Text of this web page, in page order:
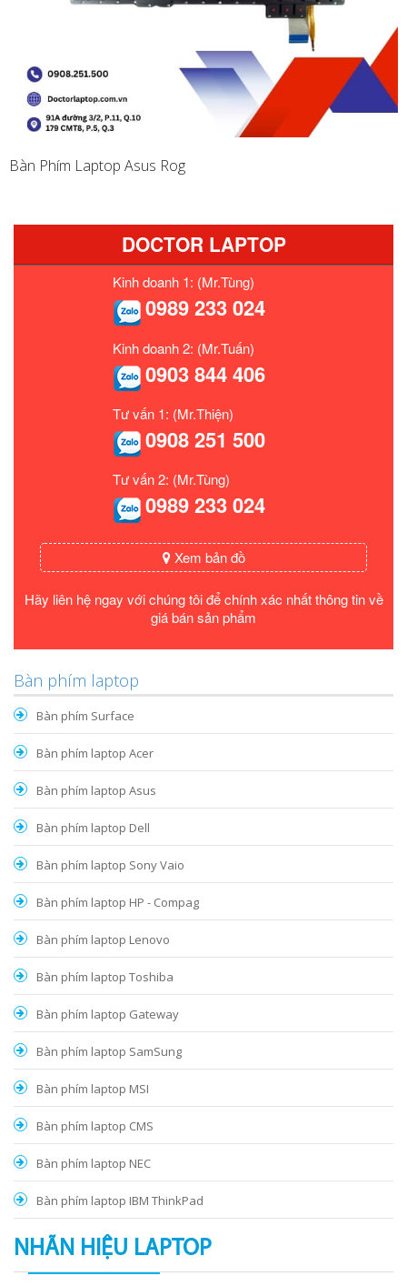
Bàn Phím Laptop Asus Rog
DOCTOR LAPTOP
Kinh doanh 1: (Mr.Tùng)
0989 233 024
Kinh doanh 2: (Mr.Tuấn)
0903 844 406
Tư vấn 1: (Mr.Thiện)
0908 251 500
Tư vấn 2: (Mr.Tùng)
0989 233 024
Xem bản đồ
Hãy liên hệ ngay với chúng tôi để chính xác nhất thông tin về
giá bán sản phẩm
Bàn phím laptop
Bàn phím Surface
Bàn phím laptop Acer
Bàn phím laptop Asus
Bàn phím laptop Dell
Bàn phím laptop Sony Vaio
Bàn phím laptop HP - Compag
Bàn phím laptop Lenovo
Bàn phím laptop Toshiba
Bàn phím laptop Gateway
Bàn phím laptop SamSung
Bàn phím laptop MSI
Bàn phím laptop CMS
Bàn phím laptop NEC
Bàn phím laptop IBM ThinkPad
NHÃN HIỆU LAPTOP